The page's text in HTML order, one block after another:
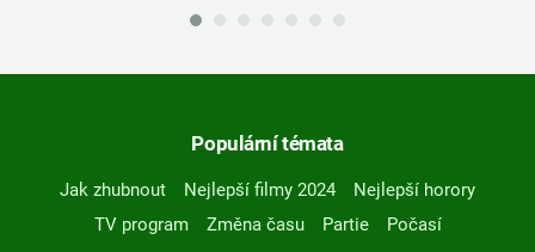
Populární témata
Jak zhubnout Nejlepší filmy 2024
Nejlepší horory
TV program
Změna času Partie
Počasí